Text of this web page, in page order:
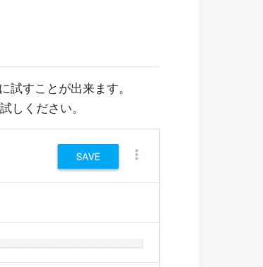
すことが出来ます。
しください。